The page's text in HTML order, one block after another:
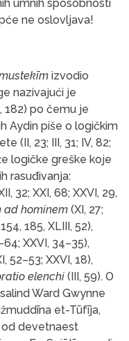
umnih sposobnosti
ne oslovljava!
izvodio
nazivajući je
182) po čemu je
Aydin piše o logičkim
(II, 23; III, 31; IV, 82;
logičke greške koje
rasuđivanja:
32; XXI, 68; XXVI, 29,
ad hominem (XI, 27;
185, XLIII, 52),
XXVI, 34–35),
52–53; XXVI, 18),
elenchi (III, 59). O
Ward Gwynne
et-Tūfīja,
devetnaest